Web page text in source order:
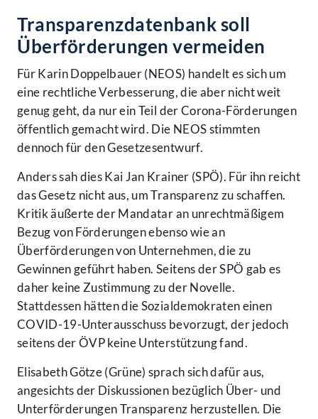
Transparenzdatenbank soll
Überförderungen vermeiden
Für Karin Doppelbauer (NEOS) handelt es sich um
eine rechtliche Verbesserung, die aber nicht weit
genug geht, da nur ein Teil der Corona-Förderungen
öffentlich gemacht wird. Die NEOS stimmten
dennoch für den Gesetzesentwurf.
Anders sah dies Kai Jan Krainer (SPÖ). Für ihn reicht
das Gesetz nicht aus, um Transparenz zu schaffen.
Kritik äußerte der Mandatar an unrechtmäßigem
Bezug von Förderungen ebenso wie an
Überförderungen von Unternehmen, die zu
Gewinnen geführt haben. Seitens der SPÖ gab es
daher keine Zustimmung zu der Novelle.
Stattdessen hätten die Sozialdemokraten einen
COVID-19-Unterausschuss bevorzugt, der jedoch
seitens der ÖVP keine Unterstützung fand.
Elisabeth Götze (Grüne) sprach sich dafür aus,
angesichts der Diskussionen bezüglich Über- und
Unterförderungen Transparenz herzustellen. Die